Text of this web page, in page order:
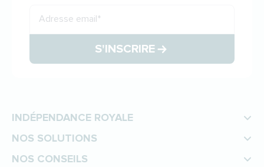
Adresse email*
S'INSCRIRE
INDÉPENDANCE ROYALE
NOS SOLUTIONS
NOS CONSEILS